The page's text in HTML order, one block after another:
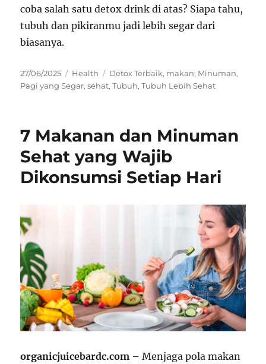
coba salah satu detox drink di atas? Siapa tahu,
tubuh dan pikiranmu jadi lebih segar dari
biasanya.
Posted
on
27/06/2025 Categories
Health Tags
Detox Terbaik, makan, Minuman,
Pagi yang Segar,sehat,Tubuh,Tubuh Lebih Sehat
7 Makanan dan Minuman
Sehat yang Wajib
Dikonsumsi Setiap Hari
organicjuicebardc.com – Menjaga pola makan